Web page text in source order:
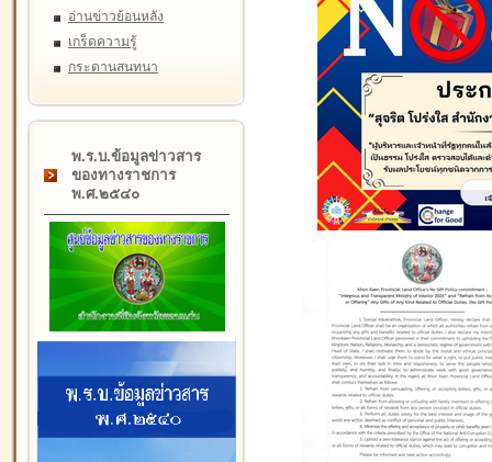
อ่านข่าวย้อนหลัง
เกร็ดความรู้
กระดานสนทนา
พ.ร.บ.ข้อมูลข่าวสาร
ของทางราชการ
พ.ศ.๒๕๔๐